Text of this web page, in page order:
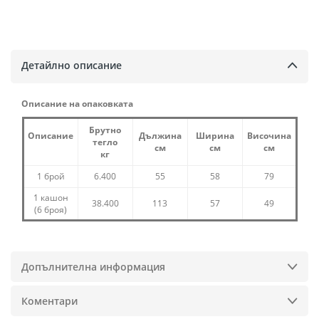
Детайлно описание
Описание на опаковката
Описание
Брутно
тегло
кг
Дължина
см
Ширина
см
Височина
см
1 брой 6.400 55 58
79
1 кашон
(6 броя)
38.400 113 57 49
Допълнителна информация
Коментари